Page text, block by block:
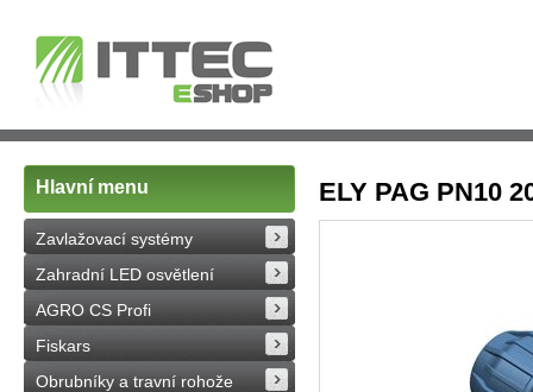
Hlavní menu
Zavlažovací systémy
Zahradní LED osvětlení
AGRO CS Profi
Fiskars
Obrubníky a travní rohože
ELY PAG PN10